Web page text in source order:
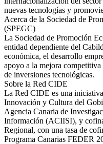
nuevas tecnologías y
Acerca de la Sociedad de
(SPEGC)
La Sociedad de Promoción
entidad dependiente del
económica, el desarrollo
apoyo a la mejora
de inversiones tecnológicas.
Sobre la Red CIDE
La Red CIDE es una
Innovación y Cultura del
Agencia Canaria de
Información (ACIISI), y
Regional, con una tasa de
Programa Canarias FEDER